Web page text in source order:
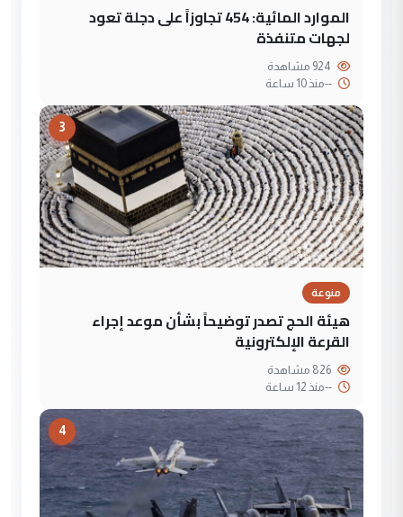
الموارد المائية: 454 تجاوزاً على دجلة تعود
لجهات متنفذة
--منذ 10 ساعة
3
منوعة
هيئة الحج تصدر توضيحاً بشأن موعد إجراء
القرعة الإلكترونية
--منذ 12 ساعة
4